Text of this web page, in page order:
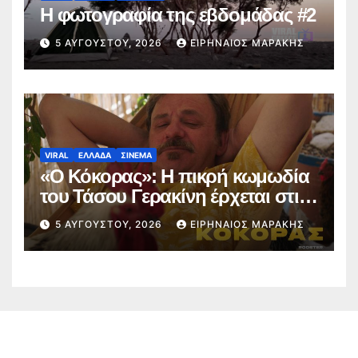
Η φωτογραφία της εβδομάδας #2
5 ΑΥΓΟΎΣΤΟΥ, 2026 ΕΙΡΗΝΑΊΟΣ ΜΑΡΆΚΗΣ
VIRAL ΕΛΛΑΔΑ ΣΙΝΕΜΑ
«Ο Κόκορας»: Η πικρή κωμωδία
του Τάσου Γερακίνη έρχεται στις
αίθουσες στις 10 Σεπτεμβρίου
(trailer)
5 ΑΥΓΟΎΣΤΟΥ, 2026 ΕΙΡΗΝΑΊΟΣ ΜΑΡΆΚΗΣ